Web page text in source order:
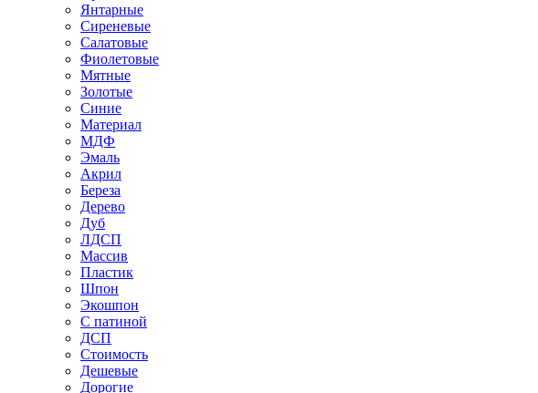
Янтарные
Сиреневые
Салатовые
Фиолетовые
Мятные
Золотые
Синие
Материал
МДФ
Эмаль
Акрил
Береза
Дерево
Дуб
ЛДСП
Массив
Пластик
Шпон
Экошпон
С патиной
ДСП
Стоимость
Дешевые
Дорогие